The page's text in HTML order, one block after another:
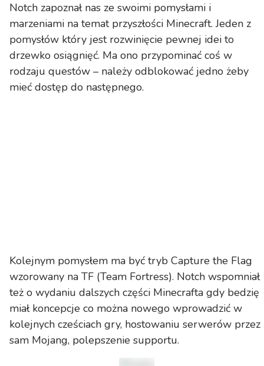
Notch zapoznał nas ze swoimi pomysłami i
marzeniami na temat przyszłości Minecraft. Jeden z
pomysłów który jest rozwinięcie pewnej idei to
drzewko osiągnięć. Ma ono przypominać coś w
rodzaju questów – należy odblokować jedno żeby
mieć dostęp do następnego.
Kolejnym pomysłem ma być tryb Capture the Flag
wzorowany na TF (Team Fortress). Notch wspomniał
też o wydaniu dalszych części Minecrafta gdy bedzię
miał koncepcje co można nowego wprowadzić w
kolejnych cześciach gry, hostowaniu serwerów przez
sam Mojang, polepszenie supportu.